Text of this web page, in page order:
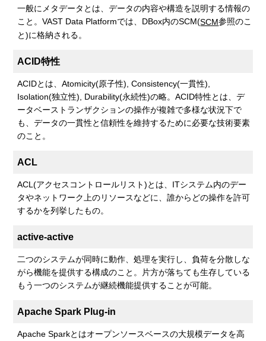
一般にメタデータとは、データの内容や構造を説明する情報の
こと。VAST Data Platformでは、DBox内のSCM(SCM参照のこ
と)に格納される。
ACID特性
ACIDとは、Atomicity(原子性), Consistency(一貫性),
Isolation(独立性), Durability(永続性)の略。ACID特性とは、デ
ータベーストランザクションの操作が複雑で多様な状況下で
も、データの一貫性と信頼性を維持するために必要な技術要素
のこと。
ACL
ACL(アクセスコントロールリスト)とは、ITシステム内のデー
タやネットワーク上のリソースなどに、誰からどの操作を許可
するかを列挙したもの。
active-active
二つのシステムが同時に動作、処理を実行し、負荷を分散しな
がら機能を提供する構成のこと。片方が落ちても生存している
もう一つのシステムが継続機能提供することが可能。
Apache Spark Plug-in
Apache Sparkとはオープンソースベースの大規模データを高